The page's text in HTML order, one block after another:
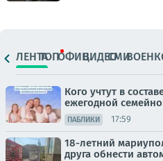
ЛЕНТАТОПОФИЦ.ВИДЕОСМИ
Кого учтут в
ежегодной
ПАБЛИКИ 17:59
18-летний
друга обнести